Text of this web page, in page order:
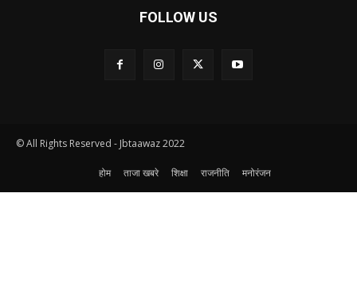
FOLLOW US
© All Rights Reserved - Jbtaawaz 2022
होम ताजा खबरे शिक्षा राजनीति मनोरंजन